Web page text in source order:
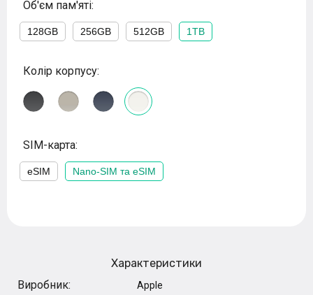
Об'єм пам'яті:
128GB 256GB 512GB 1TB
Колір корпусу:
SIM-карта:
eSIM Nano-SIM та eSIM
Характеристики
Виробник:
Apple